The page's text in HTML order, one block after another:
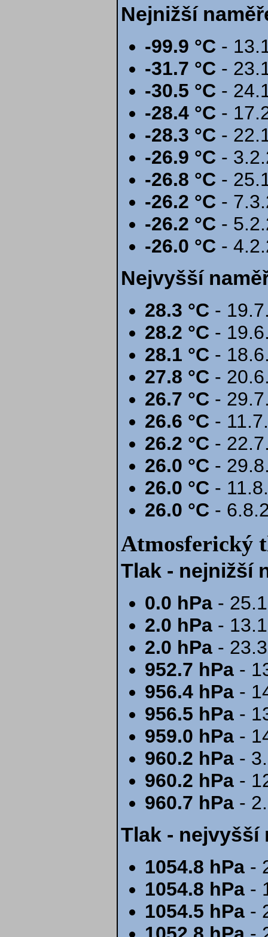
Nejnižší
-99.9 °C -
-31.7 °C -
-30.5 °C -
-28.4 °C -
-28.3 °C -
-26.9 °C -
-26.8 °C -
-26.2 °C -
-26.2 °C -
-26.0 °C -
Nejvyšší
28.3 °C -
28.2 °C -
28.1 °C -
27.8 °C -
26.7 °C -
26.6 °C -
26.2 °C -
26.0 °C -
26.0 °C -
26.0 °C -
Atmosferický
Tlak - nejnižší
0.0 hPa -
2.0 hPa -
2.0 hPa -
952.7 hPa -
956.4 hPa -
956.5 hPa -
959.0 hPa -
960.2 hPa -
960.2 hPa -
960.7 hPa -
Tlak - nejvyšší
1054.8 hPa -
1054.8 hPa -
1054.5 hPa -